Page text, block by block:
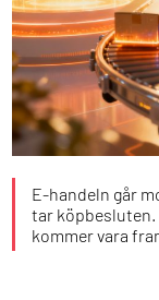
E-handeln går
tar köpbesluten.
kommer vara